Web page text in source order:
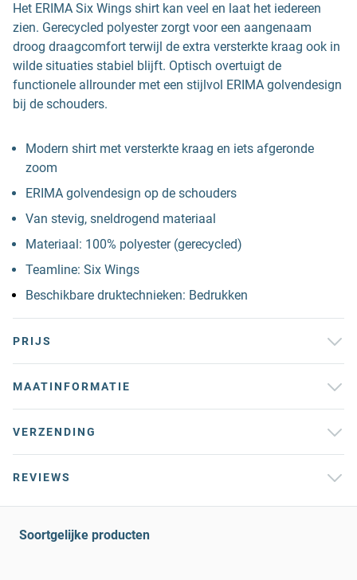
Het ERIMA Six Wings shirt kan veel en laat het iedereen
zien. Gerecycled polyester zorgt voor een aangenaam
droog draagcomfort terwijl de extra versterkte kraag ook in
wilde situaties stabiel blijft. Optisch overtuigt de
functionele allrounder met een stijlvol ERIMA golvendesign
bij de schouders.
Modern shirt met versterkte kraag en iets afgeronde
zoom
ERIMA golvendesign op de schouders
Van stevig, sneldrogend materiaal
Materiaal: 100% polyester (gerecycled)
Teamline: Six Wings
Beschikbare druktechnieken: Bedrukken
PRIJS
MAATINFORMATIE
VERZENDING
REVIEWS
Soortgelijke producten